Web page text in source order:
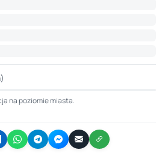
na poziomie miasta.